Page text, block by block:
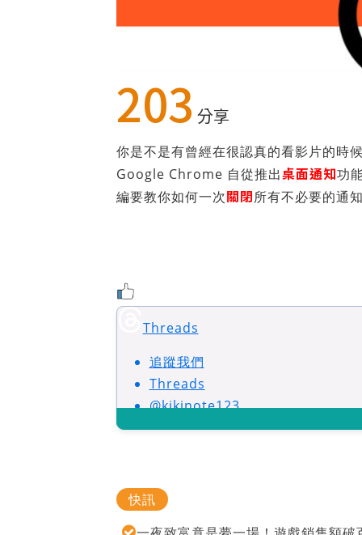
203 分享
你是不是有曾經在很認真的看影片的時
Google Chrome 自從推出桌面通知功
編要教你如何一次關閉所有不必要的通
Threads
追蹤我們
Threads
@kikinote123
快訊